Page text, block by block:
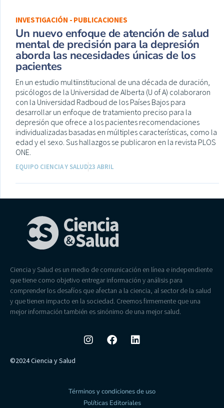
INVESTIGACIÓN - PUBLICACIONES
Un nuevo enfoque de atención de salud
mental de precisión para la depresión
aborda las necesidades únicas de los
pacientes
En un estudio multiinstitucional de una década de duración,
psicólogos de la Universidad de Alberta (U of A) colaboraron
con la Universidad Radboud de los Países Bajos para
desarrollar un enfoque de tratamiento preciso para la
depresión que ofrece a los pacientes recomendaciones
individualizadas basadas en múltiples características, como la
edad y el sexo. Sus hallazgos se publicaron en la revista PLOS
ONE.
EQUIPO CIENCIA Y SALUD23 ABRIL
Ciencia y Salud es un medio de comunicación en línea e independiente
que tiene como objetivo entregar información y análisis para
comprender los desafíos que afectan a la ciencia, al sector de la salud
y que tienen impacto en la sociedad. Creemos firmemente que una
mejor información también es sinónimo de una mejor salud.
©2024 Ciencia y Salud
Términos y condiciones de uso
Políticas Editoriales